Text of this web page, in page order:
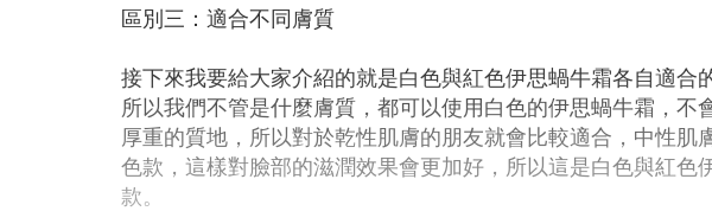
區別三：適合不同膚質
接下來我要給大家介紹的就是白色與紅色伊思蝸牛霜各自適
所以我們不管是什麼膚質，都可以使用白色的伊思蝸牛霜，
厚重的質地，所以對於乾性肌膚的朋友就會比較適合，中性
色款，這樣對臉部的滋潤效果會更加好，所以這是白色與紅
款。